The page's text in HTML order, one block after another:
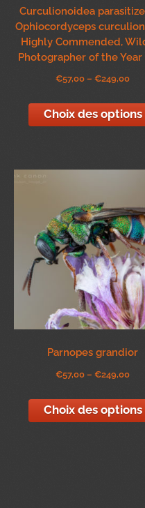
Curculionoidea
Ophiocordyceps
Highly Commended,
Photographer of the Year
€57,00 –€249,00
Choix des options
Parnopes grandior
€57,00 –€249,00
Choix des options